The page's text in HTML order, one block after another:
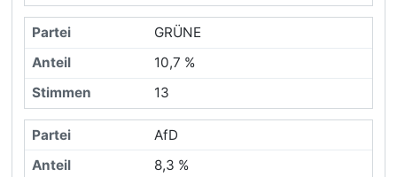
GRÜNE
10,7 %
13
AfD
8,3 %